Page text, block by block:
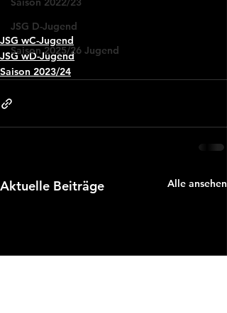
JSG D-Jugend
Saison 2025/26 Jugend
JSG wC-Jugend
JSG wD-Jugend
Saison 2023/24
Aktuelle Beiträge Alle ansehen